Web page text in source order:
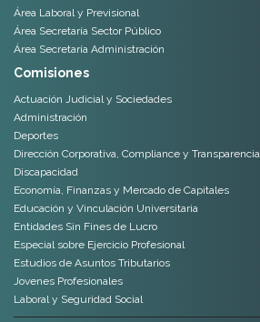
Área Laboral y Previsional
Área Secretaría Sector Público
Área Secretaría Administración
Comisiones
Actuación Judicial y Sociedades
Administración
Deportes
Dirección Corporativa, Compliance y Transparencia
Discapacidad
Economía, Finanzas y Mercado de Capitales
Educación y Vinculación Universitaria
Entidades Sin Fines de Lucro
Especial sobre Ejercicio Profesional
Estudios de Asuntos Tributarios
Jovenes Profesionales
Laboral y Seguridad Social